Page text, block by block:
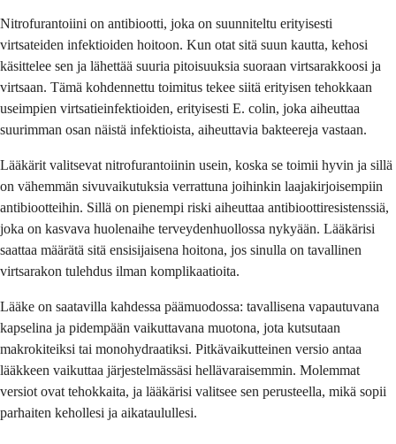
Nitrofurantoiini on antibiootti, joka on suunniteltu erityisesti
virtsateiden infektioiden hoitoon. Kun otat sitä suun kautta, kehosi
käsittelee sen ja lähettää suuria pitoisuuksia suoraan virtsarakkoosi ja
virtsaan. Tämä kohdennettu toimitus tekee siitä erityisen tehokkaan
useimpien virtsatieinfektioiden, erityisesti E. colin, joka aiheuttaa
suurimman osan näistä infektioista, aiheuttavia bakteereja vastaan.
Lääkärit valitsevat nitrofurantoiinin usein, koska se toimii hyvin ja sillä
on vähemmän sivuvaikutuksia verrattuna joihinkin laajakirjoisempiin
antibiootteihin. Sillä on pienempi riski aiheuttaa antibioottiresistenssiä,
joka on kasvava huolenaihe terveydenhuollossa nykyään. Lääkärisi
saattaa määrätä sitä ensisijaisena hoitona, jos sinulla on tavallinen
virtsarakon tulehdus ilman komplikaatioita.
Lääke on saatavilla kahdessa päämuodossa: tavallisena vapautuvana
kapselina ja pidempään vaikuttavana muotona, jota kutsutaan
makrokiteiksi tai monohydraatiksi. Pitkävaikutteinen versio antaa
lääkkeen vaikuttaa järjestelmässäsi hellävaraisemmin. Molemmat
versiot ovat tehokkaita, ja lääkärisi valitsee sen perusteella, mikä sopii
parhaiten kehollesi ja aikataulullesi.